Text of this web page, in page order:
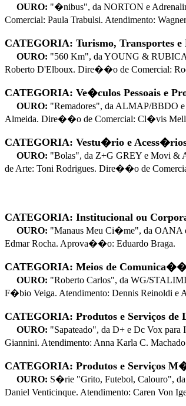
OURO: "�nibus", da NORTON e
Comercial: Paula Trabulsi. Atendimento:
CATEGORIA: Turismo, Transportes
OURO: "560 Km", da YOUNG &
Roberto D'Elboux. Dire��o de Comercial:
CATEGORIA: Ve�culos Pessoais e
OURO: "Remadores", da ALMAP/BBDO
Almeida. Dire��o de Comercial: Cl�vis
CATEGORIA: Vestu�rio e Acess�rios
OURO: "Bolas", da Z+G GREY e Movi
de Arte: Toni Rodrigues. Dire��o de
CATEGORIA: Institucional ou
OURO: "Manaus Meu Ci�me", da OANA
Edmar Rocha. Aprova��o: Eduardo Braga.
CATEGORIA: Meios de
OURO: "Roberto Carlos", da WG/
F�bio Veiga. Atendimento: Dennis Reinoldi
CATEGORIA: Produtos e Serviços
OURO: "Sapateado", da D+ e Dc Vox
Giannini. Atendimento: Anna Karla C.
CATEGORIA: Produtos e Serviços
OURO: S�rie "Grito, Futebol, Calouro",
Daniel Venticinque. Atendimento: Caren Von